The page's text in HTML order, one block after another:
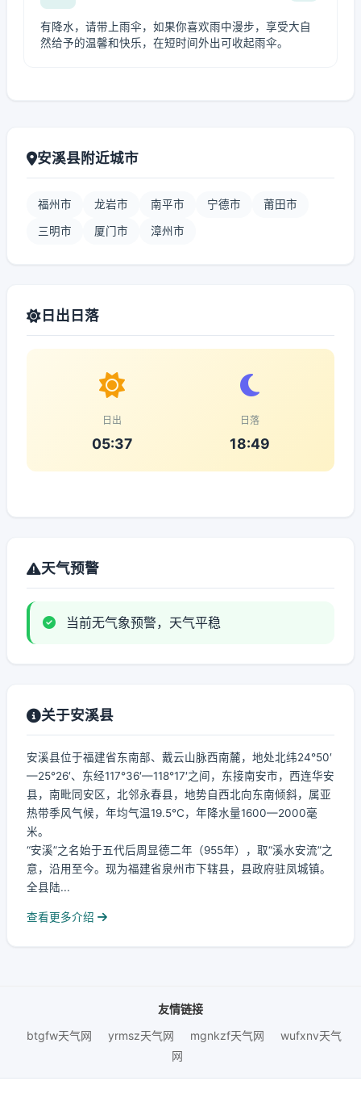
有降水，请带上雨伞，如果你喜欢雨中漫步，享受大自
然给予的温馨和快乐，在短时间外出可收起雨伞。
安溪县附近城市
福州市 龙岩市 南平市 宁德市 莆田市
三明市 厦门市 漳州市
日出日落
日出
05:37
日落
18:49
天气预警
当前无气象预警，天气平稳
关于安溪县
安溪县位于福建省东南部、戴云山脉西南麓，地处北纬24°50′
—25°26′、东经117°36′—118°17′之间，东接南安市，西连华安
县，南毗同安区，北邻永春县，地势自西北向东南倾斜，属亚
热带季风气候，年均气温19.5℃，年降水量1600—2000毫
米。
“安溪”之名始于五代后周显德二年（955年），取“溪水安流”之
意，沿用至今。现为福建省泉州市下辖县，县政府驻凤城镇。
全县陆...
查看更多介绍
友情链接
btgfw天气网
yrmsz天气网 mgnkzf天气网
wufxnv天气
网